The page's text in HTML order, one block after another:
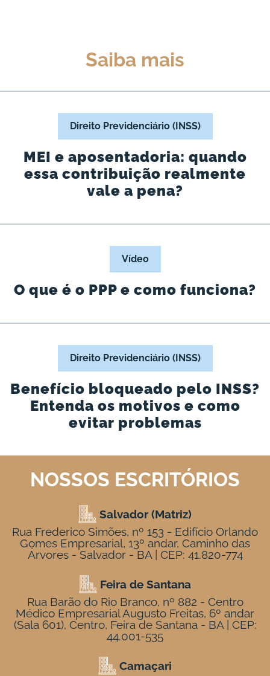
Saiba mais
Direito Previdenciário (INSS)
MEI e aposentadoria: quando
essa contribuição realmente
vale a pena?
Vídeo
O que é o PPP e como funciona?
Direito Previdenciário (INSS)
Benefício bloqueado pelo INSS?
Entenda os motivos e como
evitar problemas
NOSSOS ESCRITÓRIOS
Salvador (Matriz)
Rua Frederico Simões, nº 153 - Edifício Orlando
Gomes Empresarial, 13º andar, Caminho das
Árvores - Salvador - BA | CEP: 41.820-774
Feira de Santana
Rua Barão do Rio Branco, nº 882 - Centro
Médico Empresarial Augusto Freitas, 6º andar
(Sala 601), Centro, Feira de Santana - BA | CEP:
44.001-535
Camaçari